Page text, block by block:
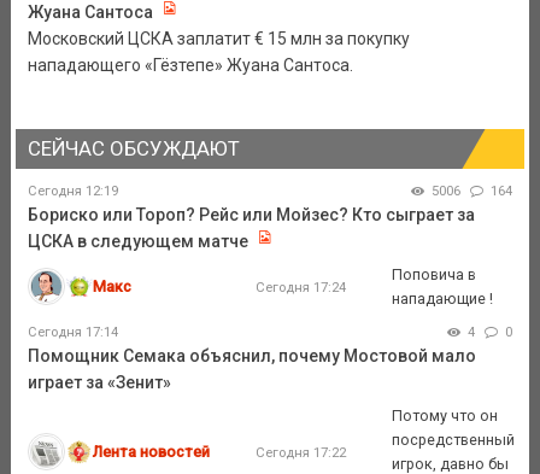
Жуана Сантоса
Московский ЦСКА заплатит € 15 млн за покупку
нападающего «Гёзтепе» Жуана Сантоса.
СЕЙЧАС ОБСУЖДАЮТ
Сегодня 12:19 5006 164
Бориско или Тороп? Рейс или Мойзес? Кто сыграет за
ЦСКА в следующем матче
Макс Сегодня 17:24
Поповича в
нападающие !
Сегодня 17:14 4 0
Помощник Семака объяснил, почему Мостовой мало
играет за «Зенит»
Лента новостей Сегодня 17:22
Потому что он
посредственный
игрок, давно бы